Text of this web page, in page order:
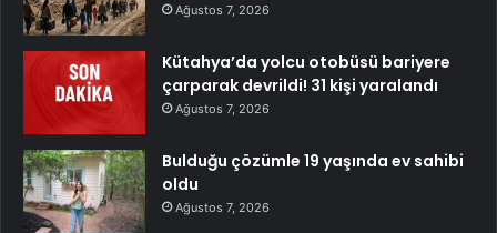
Ağustos 7, 2026
Kütahya’da yolcu otobüsü bariyere
çarparak devrildi! 31 kişi yaralandı
Ağustos 7, 2026
Bulduğu çözümle 19 yaşında ev sahibi
oldu
Ağustos 7, 2026